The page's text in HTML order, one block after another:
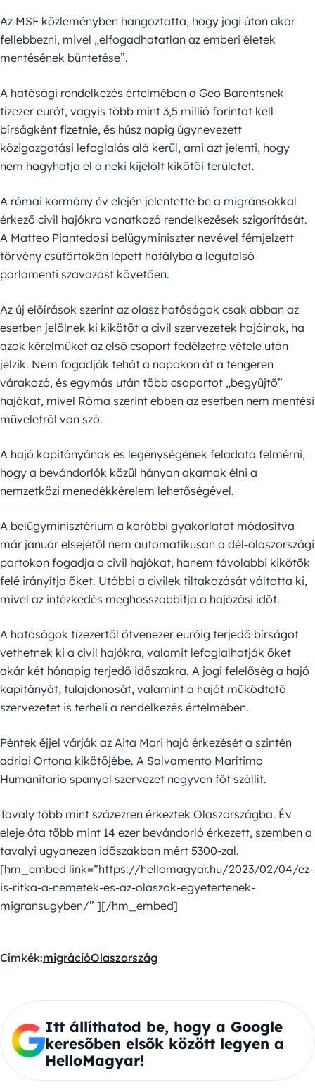
Az MSF közleményben hangoztatta, hogy jogi úton akar
fellebbezni, mivel „elfogadhatatlan az emberi életek
mentésének büntetése”.
A hatósági rendelkezés értelmében a Geo Barentsnek
tízezer eurót, vagyis több mint 3,5 millió forintot kell
bírságként fizetnie, és húsz napig úgynevezett
közigazgatási lefoglalás alá kerül, ami azt jelenti, hogy
nem hagyhatja el a neki kijelölt kikötői területet.
A római kormány év elején jelentette be a migránsokkal
érkező civil hajókra vonatkozó rendelkezések szigorítását.
A Matteo Piantedosi belügyminiszter nevével fémjelzett
törvény csütörtökön lépett hatályba a legutolsó
parlamenti szavazást követően.
Az új előírások szerint az olasz hatóságok csak abban az
esetben jelölnek ki kikötőt a civil szervezetek hajóinak, ha
azok kérelmüket az első csoport fedélzetre vétele után
jelzik. Nem fogadják tehát a napokon át a tengeren
várakozó, és egymás után több csoportot „begyűjtő”
hajókat, mivel Róma szerint ebben az esetben nem mentési
műveletről van szó.
A hajó kapitányának és legénységének feladata felmérni,
hogy a bevándorlók közül hányan akarnak élni a
nemzetközi menedékkérelem lehetőségével.
A belügyminisztérium a korábbi gyakorlatot módosítva
már január elsejétől nem automatikusan a dél-olaszországi
partokon fogadja a civil hajókat, hanem távolabbi kikötők
felé irányítja őket. Utóbbi a civilek tiltakozását váltotta ki,
mivel az intézkedés meghosszabbítja a hajózási időt.
A hatóságok tízezertől ötvenezer euróig terjedő bírságot
vethetnek ki a civil hajókra, valamit lefoglalhatják őket
akár két hónapig terjedő időszakra. A jogi felelőség a hajó
kapitányát, tulajdonosát, valamint a hajót működtető
szervezetet is terheli a rendelkezés értelmében.
Péntek éjjel várják az Aita Mari hajó érkezését a szintén
adriai Ortona kikötőjébe. A Salvamento Marítimo
Humanitario spanyol szervezet negyven főt szállít.
Tavaly több mint százezren érkeztek Olaszországba. Év
eleje óta több mint 14 ezer bevándorló érkezett, szemben a
tavalyi ugyanezen időszakban mért 5300-zal.
[hm_embed link=”https://hellomagyar.hu/2023/02/04/ez-
is-ritka-a-nemetek-es-az-olaszok-egyetertenek-
migransugyben/” ][/hm_embed]
Címkék:migrációOlaszország
Itt állíthatod be, hogy a Google
keresőben elsők között legyen a
HelloMagyar!